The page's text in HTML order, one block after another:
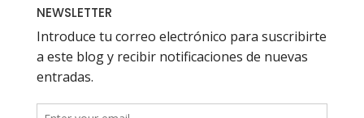
NEWSLETTER